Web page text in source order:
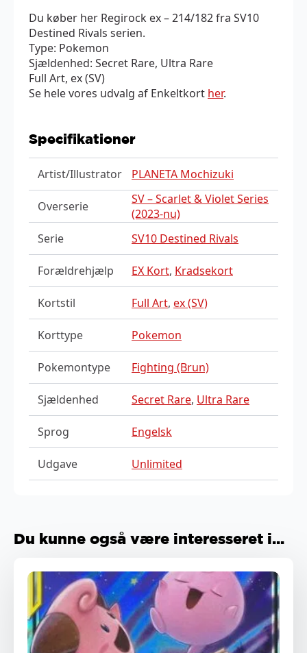
Du køber her Regirock ex – 214/182 fra SV10
Destined Rivals serien.
Type: Pokemon
Sjældenhed: Secret Rare, Ultra Rare
Full Art, ex (SV)
Se hele vores udvalg af Enkeltkort her.
Specifikationer
Artist/Illustrator PLANETA Mochizuki
Overserie
SV – Scarlet & Violet Series
(2023-nu)
Serie
SV10 Destined Rivals
Forældrehjælp EX Kort, Kradsekort
Kortstil Full Art, ex (SV)
Korttype Pokemon
Pokemontype Fighting (Brun)
Sjældenhed Secret Rare, Ultra Rare
Sprog Engelsk
Udgave Unlimited
Du kunne også være interesseret i...